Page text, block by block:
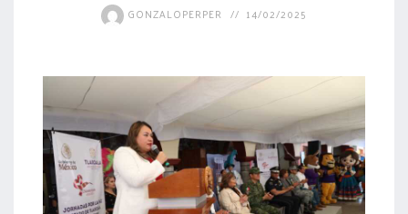
GONZALOPERPER 14/02/2025